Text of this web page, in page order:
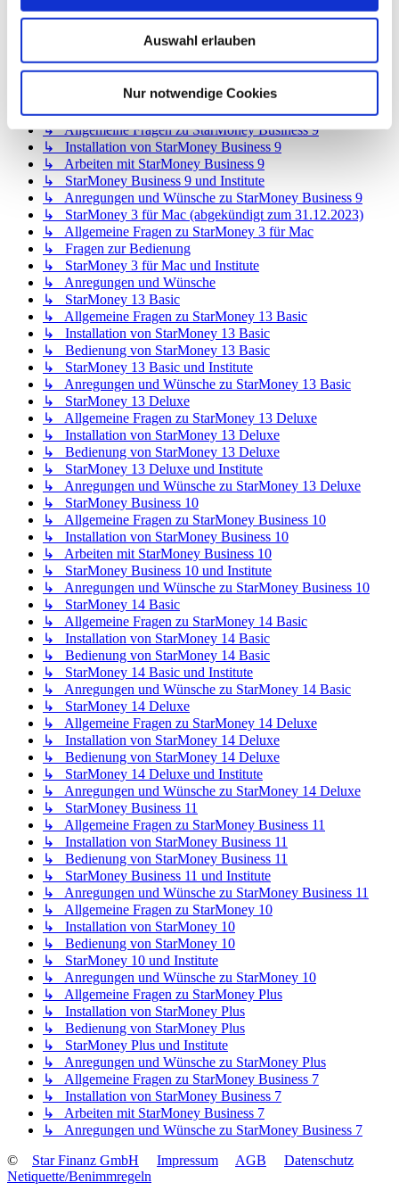
Auswahl erlauben
Nur notwendige Cookies
↳ StarMoney 12 Deluxe
↳ Installation von StarMoney 12 Deluxe
↳ Bedienung von StarMoney 12 Deluxe
↳ Anregungen und Wünsche zu StarMoney 12 Deluxe
↳ StarMoney Business 9
↳ Allgemeine Fragen zu StarMoney Business 9
↳ Installation von StarMoney Business 9
↳ Arbeiten mit StarMoney Business 9
↳ StarMoney Business 9 und Institute
↳ Anregungen und Wünsche zu StarMoney Business 9
↳ StarMoney 3 für Mac (abgekündigt zum 31.12.2023)
↳ Allgemeine Fragen zu StarMoney 3 für Mac
↳ Fragen zur Bedienung
↳ StarMoney 3 für Mac und Institute
↳ Anregungen und Wünsche
↳ StarMoney 13 Basic
↳ Allgemeine Fragen zu StarMoney 13 Basic
↳ Installation von StarMoney 13 Basic
↳ Bedienung von StarMoney 13 Basic
↳ StarMoney 13 Basic und Institute
↳ Anregungen und Wünsche zu StarMoney 13 Basic
↳ StarMoney 13 Deluxe
↳ Allgemeine Fragen zu StarMoney 13 Deluxe
↳ Installation von StarMoney 13 Deluxe
↳ Bedienung von StarMoney 13 Deluxe
↳ StarMoney 13 Deluxe und Institute
↳ Anregungen und Wünsche zu StarMoney 13 Deluxe
↳ StarMoney Business 10
↳ Allgemeine Fragen zu StarMoney Business 10
↳ Installation von StarMoney Business 10
↳ Arbeiten mit StarMoney Business 10
↳ StarMoney Business 10 und Institute
↳ Anregungen und Wünsche zu StarMoney Business 10
↳ StarMoney 14 Basic
↳ Allgemeine Fragen zu StarMoney 14 Basic
↳ Installation von StarMoney 14 Basic
↳ Bedienung von StarMoney 14 Basic
↳ StarMoney 14 Basic und Institute
↳ Anregungen und Wünsche zu StarMoney 14 Basic
↳ StarMoney 14 Deluxe
↳ Allgemeine Fragen zu StarMoney 14 Deluxe
↳ Installation von StarMoney 14 Deluxe
↳ Bedienung von StarMoney 14 Deluxe
↳ StarMoney 14 Deluxe und Institute
↳ Anregungen und Wünsche zu StarMoney 14 Deluxe
↳ StarMoney Business 11
↳ Allgemeine Fragen zu StarMoney Business 11
↳ Installation von StarMoney Business 11
↳ Bedienung von StarMoney Business 11
↳ StarMoney Business 11 und Institute
↳ Anregungen und Wünsche zu StarMoney Business 11
↳ Allgemeine Fragen zu StarMoney 10
↳ Installation von StarMoney 10
↳ Bedienung von StarMoney 10
↳ StarMoney 10 und Institute
↳ Anregungen und Wünsche zu StarMoney 10
↳ Allgemeine Fragen zu StarMoney Plus
↳ Installation von StarMoney Plus
↳ Bedienung von StarMoney Plus
↳ StarMoney Plus und Institute
↳ Anregungen und Wünsche zu StarMoney Plus
↳ Allgemeine Fragen zu StarMoney Business 7
↳ Installation von StarMoney Business 7
↳ Arbeiten mit StarMoney Business 7
↳ Anregungen und Wünsche zu StarMoney Business 7
©
Star Finanz GmbH Impressum AGB
Datenschutz
Netiquette/Benimmregeln